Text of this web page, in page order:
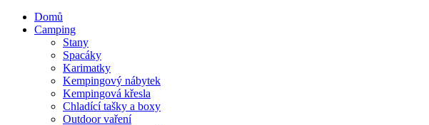
Domů
Camping
Stany
Spacáky
Karimatky
Kempingový nábytek
Kempingová křesla
Chladící tašky a boxy
Outdoor vaření